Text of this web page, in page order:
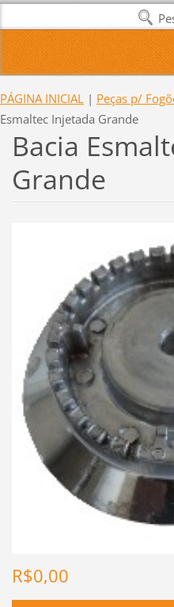
PÁGINA INICIAL | Peças p/
Esmaltec Injetada Grande
Bacia
Grande
R$0,00